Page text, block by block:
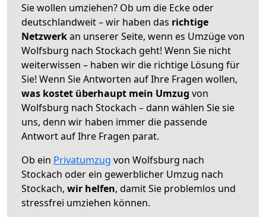
Sie wollen umziehen? Ob um die Ecke oder
deutschlandweit – wir haben das richtige
Netzwerkan unserer Seite, wenn es Umzüge von
Wolfsburg nach Stockach geht! Wenn Sie nicht
weiterwissen – haben wir die richtige Lösung für
Sie! Wenn Sie Antworten auf Ihre Fragen wollen,
was kostet überhaupt mein Umzug von
Wolfsburg nach Stockach – dann wählen Sie sie
uns, denn wir haben immer die passende
Antwort auf Ihre Fragen parat.
Ob ein Privatumzug von Wolfsburg nach
Stockach oder ein gewerblicher Umzug nach
Stockach, wir helfen, damit Sie problemlos und
stressfrei umziehen können.